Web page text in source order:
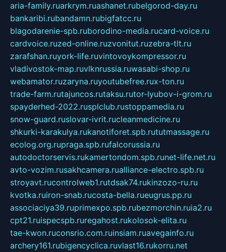
aria-family.ruarkrym.ruashanet.rubelgorod-day.ru
bankaribi.rubandamn.rubigfatcc.ru
blagodarenie-spb.ruborodino-media.rucard-voice.ru
cardvoice.ruzed-online.ruzvonitut.ruzebra-tlt.ru
zarafshan.ruyork-life.ruvintovoykompressor.ru
vladivostok-map.ruvlknrussia.ruwasabi-shop.ru
webamator.ruzaryna.ruyoutubefree.rux-ton.ru
trade-farm.rutajuncos.rutaksu.rutor-lyubov-i-grom.ru
spayderhed-2022.rusplclub.rustoppamedia.ru
snow-guard.ruslovar-ivrit.rucleanmedicine.ru
shkurki-karakulya.rukanotiforet.spb.rututmassage.ru
ecolog.org.rupraga.spb.rufalcorussia.ru
autodoctorservis.rukamertondom.spb.runet-life.net.ru
avto-vozim.rusakhcamera.rualliance-electro.spb.ru
stroyavt.rucontrolweb1.rutdsak74.rukinzozo-ru.ru
kvotka.ruiron-snab.rucosta-bella.rueugrus.pp.ru
associaciya39.ruprimexpo.spb.rubezmorchin.ruia2.ru
cpt21.ruispecspb.ruregahost.rukolosok-elita.ru
tae-kwon.ruconsrio.com.ruinsiam.ruavegainfo.ru
archery161.rubigencyclica.ruvlast16.rukorru.net